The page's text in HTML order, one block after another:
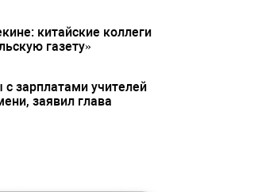
китайские коллеги
газету»
зарплатами учителей
заявил глава